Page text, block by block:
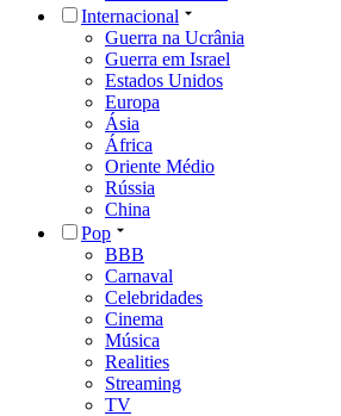
Internacional
Guerra na Ucrânia
Guerra em Israel
Estados Unidos
Europa
Ásia
África
Oriente Médio
Rússia
China
Pop
BBB
Carnaval
Celebridades
Cinema
Música
Realities
Streaming
TV